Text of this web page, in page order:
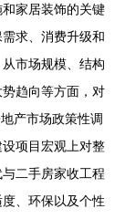
家居装饰的关键
求、消费升级和
市场规模、结构
趋向等方面，对
产市场政策性调
项目宏观上对整
二手房家收工程
、环保以及个性